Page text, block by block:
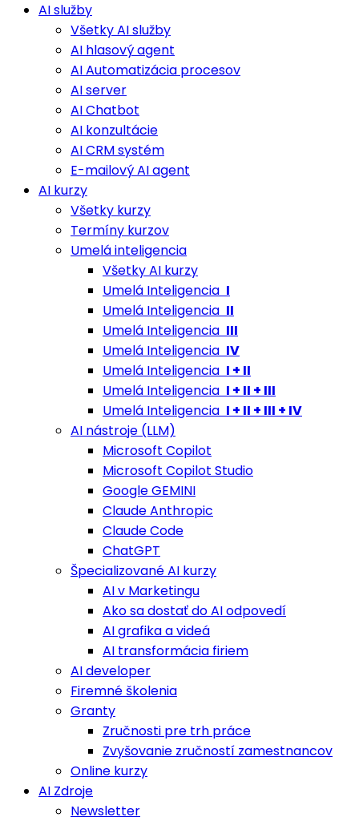
AI služby
Všetky AI služby
AI hlasový agent
AI Automatizácia procesov
AI server
AI Chatbot
AI konzultácie
AI CRM systém
E-mailový AI agent
AI kurzy
Všetky kurzy
Termíny kurzov
Umelá inteligencia
Všetky AI kurzy
Umelá Inteligencia I
Umelá Inteligencia II
Umelá Inteligencia III
Umelá Inteligencia IV
Umelá Inteligencia I + II
Umelá Inteligencia I + II + III
Umelá Inteligencia I + II + III + IV
AI nástroje (LLM)
Microsoft Copilot
Microsoft Copilot Studio
Google GEMINI
Claude Anthropic
Claude Code
ChatGPT
Špecializované AI kurzy
AI v Marketingu
Ako sa dostať do AI odpovedí
AI grafika a videá
AI transformácia firiem
AI developer
Firemné školenia
Granty
Zručnosti pre trh práce
Zvyšovanie zručností zamestnancov
Online kurzy
AI Zdroje
Newsletter